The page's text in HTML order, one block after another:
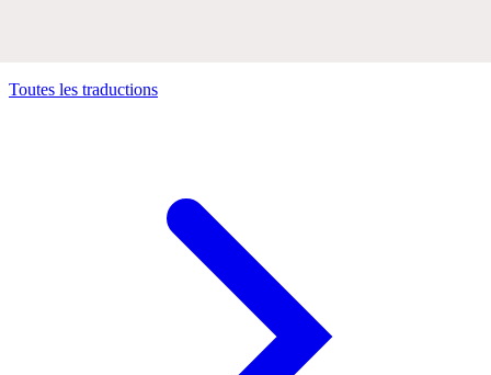
Toutes les traductions